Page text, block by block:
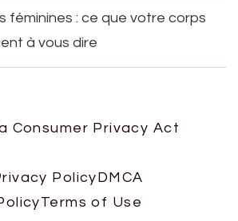
féminines : ce que votre corps
à vous dire
Consumer Privacy Act
PolicyDMCA
Terms of Use